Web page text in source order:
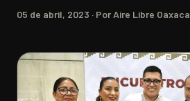
05 de abril, 2023 · Por Aire Libre Oaxaca